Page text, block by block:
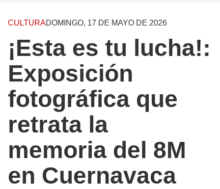
CULTURADOMINGO, 17 DE MAYO DE 2026
¡Esta es tu lucha!:
Exposición
fotográfica que
retrata la
memoria del 8M
en Cuernavaca